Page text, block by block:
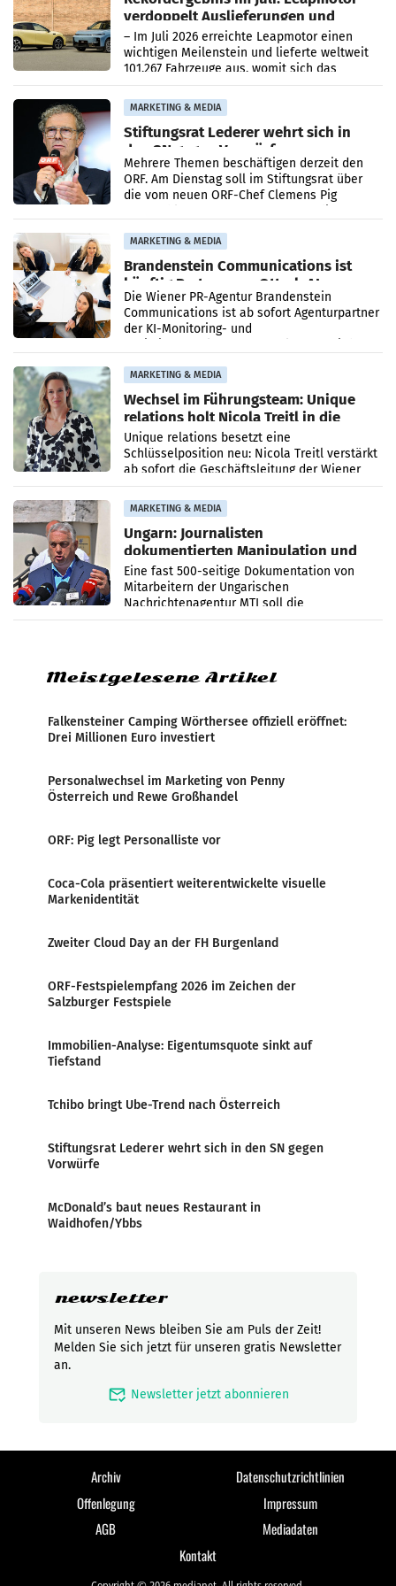
verdoppelt Auslieferungen und
überschreitet die 100.000er-Marke
– Im Juli 2026 erreichte Leapmotor einen
wichtigen Meilenstein und lieferte weltweit
101.267 Fahrzeuge aus, womit sich das
Ergebnis gegenüber Juli 2025 mehr als
verdoppelte (+102
MARKETING & MEDIA
Stiftungsrat Lederer wehrt sich in
den SN gegen Vorwürfe
Mehrere Themen beschäftigen derzeit den
ORF. Am Dienstag soll im Stiftungsrat über
die vom neuen ORF-Chef Clemens Pig
MARKETING & MEDIA
Brandenstein Communications ist
künftig Partner von OtterlyAI
Die Wiener PR-Agentur Brandenstein
Communications ist ab sofort Agenturpartner
der KI-Monitoring- und
MARKETING & MEDIA
Wechsel im Führungsteam: Unique
relations holt Nicola Treitl in die
Geschäftsleitung
Unique relations besetzt eine
Schlüsselposition neu: Nicola Treitl verstärkt
ab sofort die Geschäftsleitung der Wiener
PR-Agentur an der Seite von Josef Kalina und
Anna Kalina-Mahr.
MARKETING & MEDIA
Ungarn: Journalisten
dokumentierten Manipulation und
Zensur
Eine fast 500-seitige Dokumentation von
Mitarbeitern der Ungarischen
Nachrichtenagentur MTI soll die
systematische Nachrichten-Manipulation und
Meistgelesene Artikel
Falkensteiner Camping Wörthersee offiziell eröffnet:
Drei Millionen Euro investiert
Personalwechsel im Marketing von Penny
Österreich und Rewe Großhandel
ORF: Pig legt Personalliste vor
Coca-Cola präsentiert weiterentwickelte visuelle
Markenidentität
Zweiter Cloud Day an der FH Burgenland
ORF-Festspielempfang 2026 im Zeichen der
Salzburger Festspiele
Immobilien-Analyse: Eigentumsquote sinkt auf
Tiefstand
Tchibo bringt Ube-Trend nach Österreich
Stiftungsrat Lederer wehrt sich in den SN gegen
Vorwürfe
McDonald’s baut neues Restaurant in
Waidhofen/Ybbs
newsletter
Mit unseren News bleiben Sie am Puls der Zeit!
Melden Sie sich jetzt für unseren gratis Newsletter
an.
mark_email_read Newsletter jetzt abonnieren
Archiv
Datenschutzrichtlinien
Offenlegung
Impressum
AGB
Mediadaten
Kontakt